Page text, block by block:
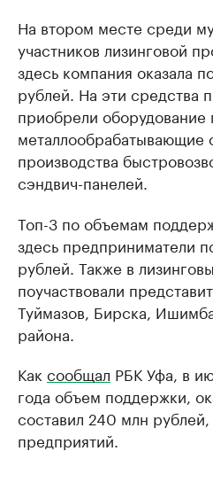
На втором месте среди
участников лизинговой
здесь компания оказала
рублей. На эти средства
приобрели оборудование
металлообрабатывающие
производства
сэндвич-панелей.
Топ-3 по объемам
здесь предприниматели
рублей. Также в
поучаствовали
Туймазов, Бирска,
района.
Как сообщал РБК Уфа, в
года объем поддержки,
составил 240 млн
предприятий.